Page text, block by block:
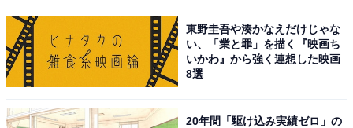
東野圭吾や湊かなえだけじゃな
い、「業と罪」を描く『映画ち
いかわ』から強く連想した映画
8選
20年間「駆け込み実績ゼロ」の